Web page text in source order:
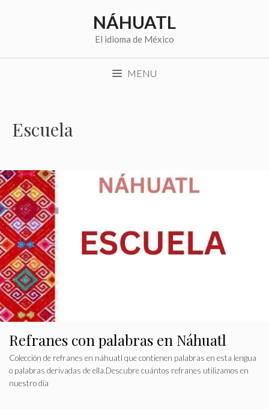
NÁHUATL
El idioma de México
MENU
Escuela
Refranes con palabras en Náhuatl
Colección de refranes en náhuatl que contienen palabras en esta lengua
o palabras derivadas de ella.Descubre cuántos refranes utilizamos en
nuestro día